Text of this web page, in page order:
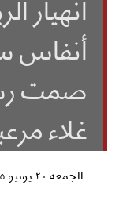
أنفاس
صمت
غلاء
الجمعة ٢٠ يونيو ٢٠٢٥ الساعة ٠٢:٥١ مساءً